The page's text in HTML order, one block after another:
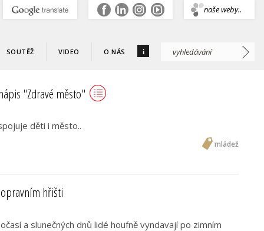
naše weby..
.
SOUTĚŽ VIDEO O NÁS i
"Zdravé město"
děti i město..
mládež
hřišti
a slunečných dnů lidé houfně vyndavají po zimním